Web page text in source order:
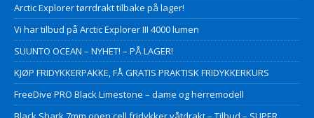
Arctic Explorer tørrdrakt tilbake på lager!
Vi har tilbud på Arctic Explorer III 4000 lumen
SUUNTO OCEAN – NYHET! – PÅ LAGER!
KJØP FRIDYKKERPAKKE, FÅ GRATIS PRAKTISK FRIDYKKERKURS
FreeDive PRO Black Limestone – dame og herremodell